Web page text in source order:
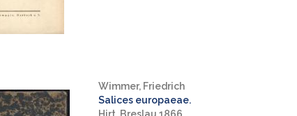
Wimmer, Friedrich
Salices europaeae.